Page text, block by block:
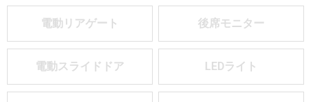
電動リアゲート 後席モニター
電動スライドドア LEDライト